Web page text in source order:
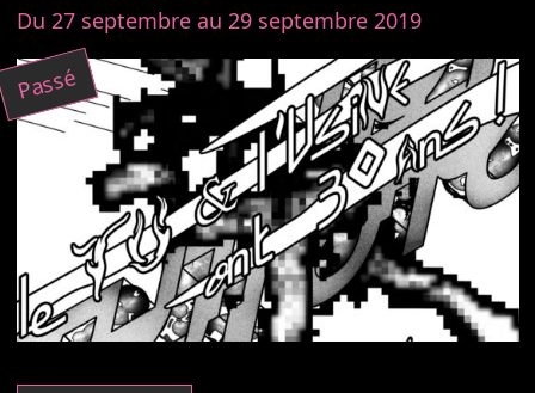
Du 27 septembre au 29 septembre 2019
Passé